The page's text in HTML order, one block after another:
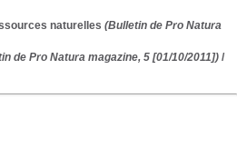
naturelles (Bulletin de Pro Natura
de Pro Natura magazine, 5 [01/10/2011])/